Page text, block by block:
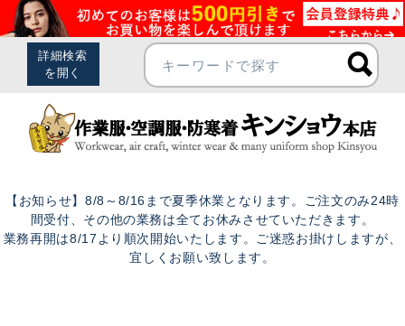
【お知らせ】8/8～8/16まで夏季休業となります。ご注文のみ24時
間受付、その他の業務は全てお休みさせていただきます。
業務再開は8/17より順次開始いたします。ご迷惑お掛けしますが、
宜しくお願い致します。